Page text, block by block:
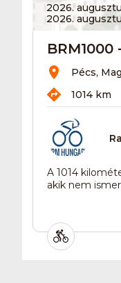
2026.
2026.
Pécs,
1014 km
A 1014
akik nem